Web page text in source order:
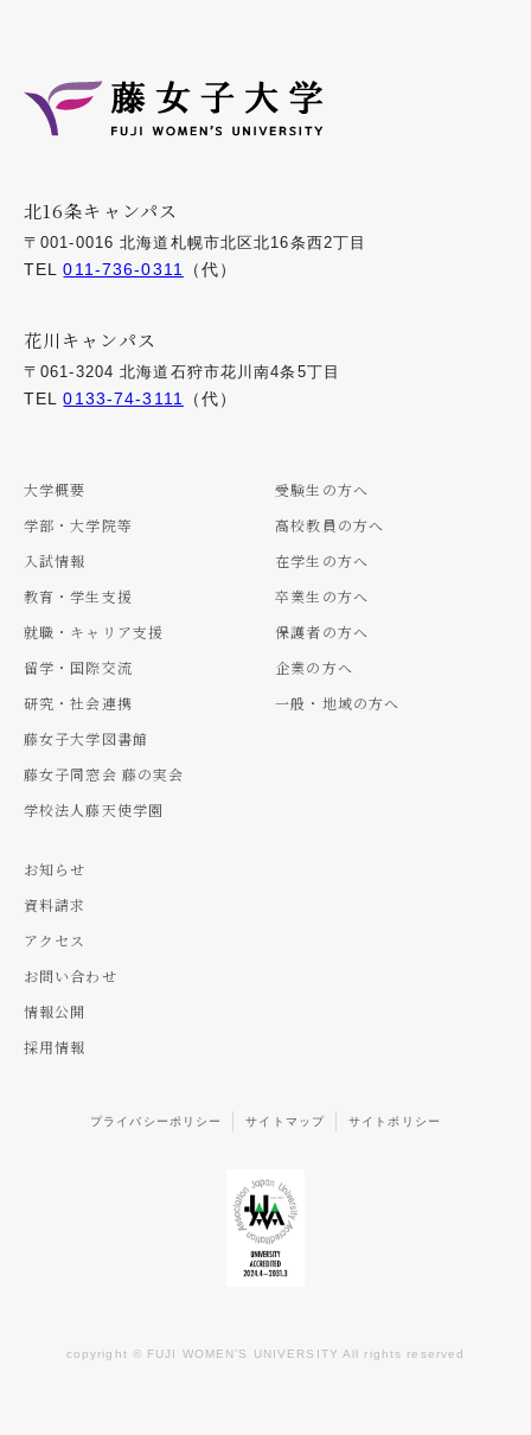
北16条キャンパス
〒001-0016 北海道札幌市北区北16条西2丁目
TEL011-736-0311 （代）
花川キャンパス
〒061-3204 北海道石狩市花川南4条5丁目
TEL0133-74-3111 （代）
大学概要
学部・大学院等
入試情報
教育・学生支援
就職・キャリア支援
留学・国際交流
研究・社会連携
藤女子大学図書館
藤女子同窓会 藤の実会
学校法人藤天使学園
受験生の方へ
高校教員の方へ
在学生の方へ
卒業生の方へ
保護者の方へ
企業の方へ
一般・地域の方へ
お知らせ
資料請求
アクセス
お問い合わせ
情報公開
採用情報
プライバシーポリシー サイトマップ サイトポリシー
copyright © FUJI WOMEN’S UNIVERSITY All rights reserved